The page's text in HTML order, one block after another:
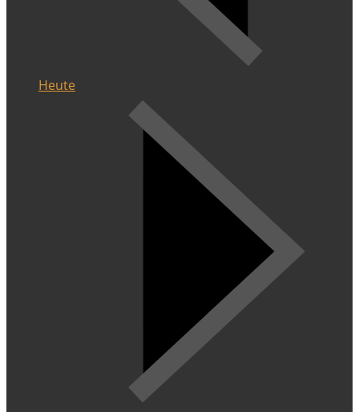
Heute